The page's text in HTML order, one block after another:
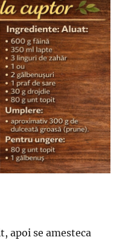
apoi se amesteca